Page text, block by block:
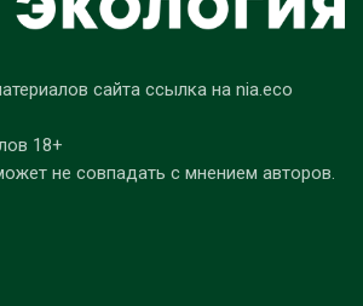
сайта ссылка на nia.eco
18+
не совпадать с мнением авторов.